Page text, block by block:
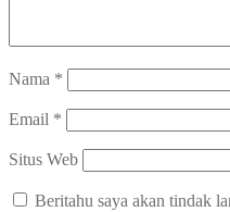
Nama *
Email *
Situs Web
Beritahu saya akan tindak